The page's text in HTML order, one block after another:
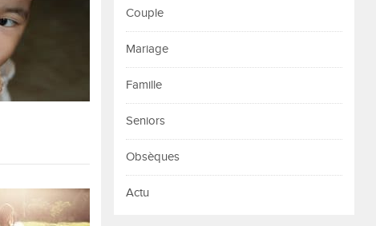
Couple
Mariage
Famille
Seniors
Obsèques
Actu